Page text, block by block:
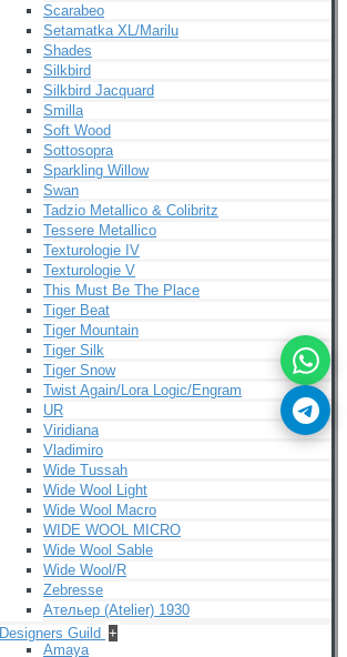
Scarabeo
Setamatka XL/Marilu
Shades
Silkbird
Silkbird Jacquard
Smilla
Soft Wood
Sottosopra
Sparkling Willow
Swan
Tadzio Metallico & Colibritz
Tessere Metallico
Texturologie IV
Texturologie V
This Must Be The Place
Tiger Beat
Tiger Mountain
Tiger Silk
Tiger Snow
Twist Again/Lora Logic/Engram
UR
Viridiana
Vladimiro
Wide Tussah
Wide Wool Light
Wide Wool Macro
WIDE WOOL MICRO
Wide Wool Sable
Wide Wool/R
Zebresse
Ательер (Atelier) 1930
Designers Guild +
Amaya